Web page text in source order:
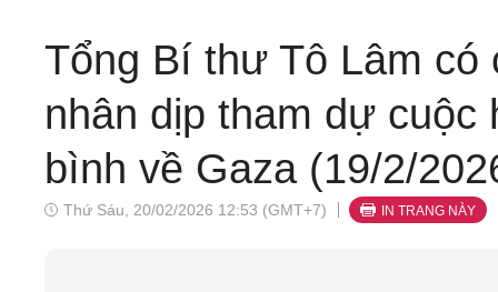
Tổng Bí thư Tô Lâm có
nhân dịp tham dự cuộc
bình về Gaza (19/2/
Thứ Sáu, 20/02/2026 12:53 (GMT+7) IN TRANG NÀY